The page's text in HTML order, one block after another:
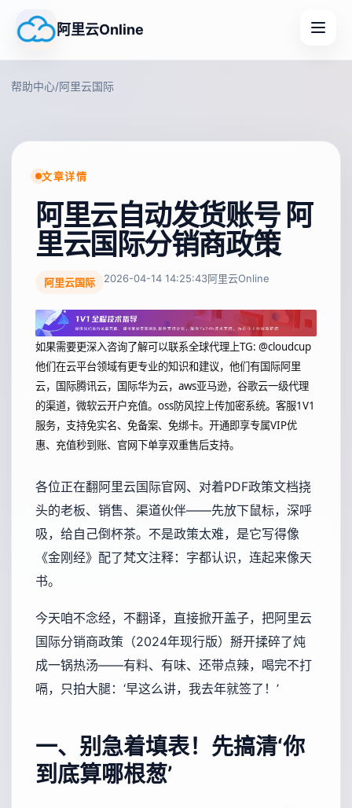
阿里云Online
帮助中心/阿里云国际
文章详情
阿里云自动发货账号 阿
里云国际分销商政策
阿里云国际 2026-04-14 14:25:43阿里云Online
如果需要更深入咨询了解可以联系全球代理上TG: @cloudcup
他们在云平台领域有更专业的知识和建议，他们有国际阿里
云，国际腾讯云，国际华为云，aws亚马逊，谷歌云一级代理
的渠道，微软云开户充值。oss防风控上传加密系统。客服1V1
服务，支持免实名、免备案、免绑卡。开通即享专属VIP优
惠、充值秒到账、官网下单享双重售后支持。
各位正在翻阿里云国际官网、对着PDF政策文档挠
头的老板、销售、渠道伙伴——先放下鼠标，深呼
吸，给自己倒杯茶。不是政策太难，是它写得像
《金刚经》配了梵文注释：字都认识，连起来像天
书。
今天咱不念经，不翻译，直接掀开盖子，把阿里云
国际分销商政策（2024年现行版）掰开揉碎了炖
成一锅热汤——有料、有味、还带点辣，喝完不打
嗝，只拍大腿：‘早这么讲，我去年就签了！’
一、别急着填表！先搞清‘你
到底算哪根葱’